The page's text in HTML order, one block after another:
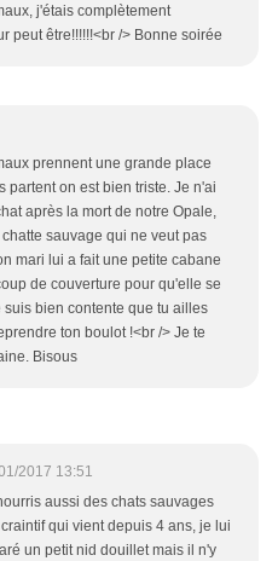
j'étais complètement
peut être!!!!!!<br /> Bonne soirée
prennent une grande place
partent on est bien triste. Je n'ai
après la mort de notre Opale,
sauvage qui ne veut pas
mari lui a fait une petite cabane
de couverture pour qu'elle se
suis bien contente que tu ailles
ton boulot !<br /> Je te
Bisous
2017 13:51
aussi des chats sauvages
qui vient depuis 4 ans, je lui
un petit nid douillet mais il n'y